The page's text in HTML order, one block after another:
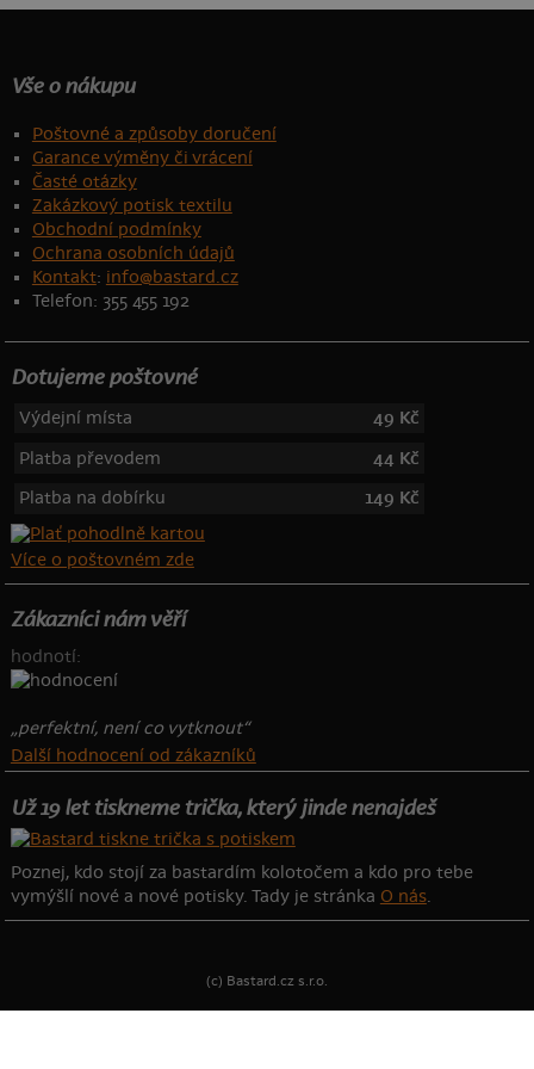
Vše o nákupu
Poštovné a způsoby doručení
Garance výměny či vrácení
Časté otázky
Zakázkový potisk textilu
Obchodní podmínky
Ochrana osobních údajů
Kontakt: info@bastard.cz
Telefon: 355 455 192
Dotujeme poštovné
Výdejní místa
49 Kč
Platba převodem
44 Kč
Platba na dobírku
149 Kč
Více o poštovném zde
Zákazníci nám věří
hodnotí:
„perfektní, není co vytknout“
Další hodnocení od zákazníků
Už 19 let tiskneme trička, který jinde nenajdeš
Poznej, kdo stojí za bastardím kolotočem a kdo pro tebe
vymýšlí nové a nové potisky. Tady je stránka O nás.
(c) Bastard.cz s.r.o.